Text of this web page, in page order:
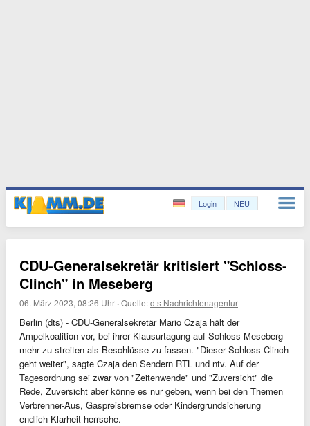
Login NEU
CDU-Generalsekretär kritisiert "Schloss-
Clinch" in Meseberg
06. März 2023, 08:26 Uhr ·Quelle:dts Nachrichtenagentur
Berlin (dts) - CDU-Generalsekretär Mario Czaja hält der
Ampelkoalition vor, bei ihrer Klausurtagung auf Schloss Meseberg
mehr zu streiten als Beschlüsse zu fassen. "Dieser Schloss-Clinch
geht weiter", sagte Czaja den Sendern RTL und ntv. Auf der
Tagesordnung sei zwar von "Zeitenwende" und "Zuversicht" die
Rede, Zuversicht aber könne es nur geben, wenn bei den Themen
Verbrenner-Aus, Gaspreisbremse oder Kindergrundsicherung
endlich Klarheit herrsche.